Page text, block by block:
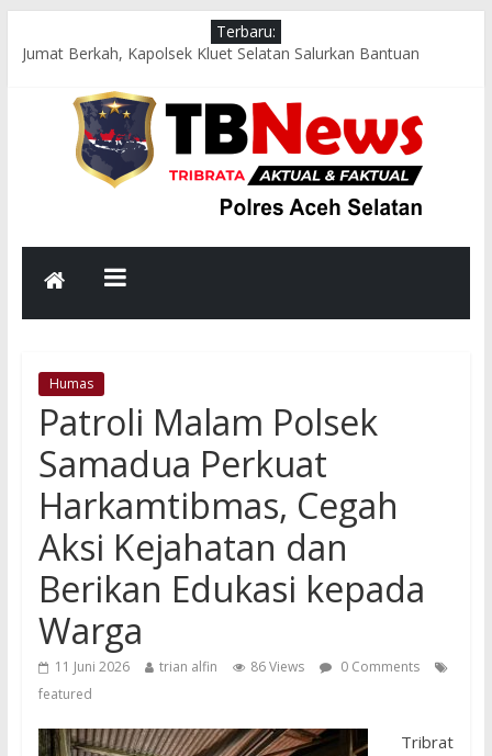
Terbaru:
Jumat Berkah, Kapolsek Kluet Selatan Salurkan Bantuan
Patroli Dialogis Polsek Pasie Raja Sambangi Pasar Tradisional,
Sampaikan Pesan Kamtibmas kepada Pedagang dan
Pengunjung
Patroli Dialogis Sat Samapta Polres Aceh Selatan Sambangi
Objek Wisata, Sampaikan Himbauan Kamtibmas kepada
Strong Point Pagi di Depan Sekolah, Polsek Samadua Hadir
Jaga Keselamatan dan Kelancaran Lalu Lintas
Perkuat Harkamtibmas di Wilayah Rawan
Humas
Patroli Malam Polsek
Samadua Perkuat
Harkamtibmas, Cegah
Aksi Kejahatan dan
Berikan Edukasi kepada
Warga
11 Juni 2026 trian alfin 86 Views
0 Comments
featured
Tribrat